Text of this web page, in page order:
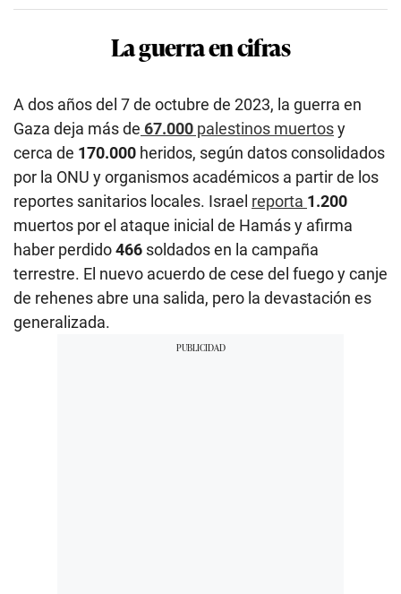
La guerra en cifras
A dos años del 7 de octubre de 2023, la guerra en
Gaza deja más de 67.000 palestinos muertosy
cerca de 170.000 heridos, según datos consolidados
por la ONU y organismos académicos a partir de los
reportes sanitarios locales. Israel reporta 1.200
muertos por el ataque inicial de Hamás y afirma
haber perdido466 soldados en la campaña
terrestre. El nuevo acuerdo de cese del fuego y canje
de rehenes abre una salida, pero la devastación es
generalizada.